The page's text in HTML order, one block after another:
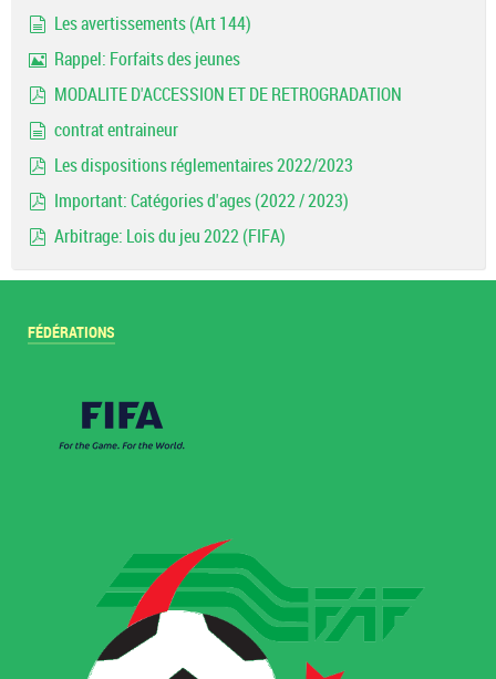
Les avertissements (Art 144)
Rappel: Forfaits des jeunes
MODALITE D'ACCESSION ET DE RETROGRADATION
contrat entraineur
Les dispositions réglementaires 2022/2023
Important: Catégories d'ages (2022 / 2023)
Arbitrage: Lois du jeu 2022 (FIFA)
FÉDÉRATIONS